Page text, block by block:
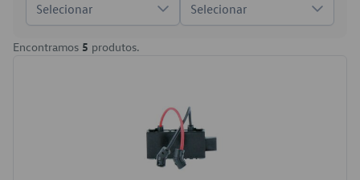
Selecionar Selecionar
Encontramos 5 produtos.